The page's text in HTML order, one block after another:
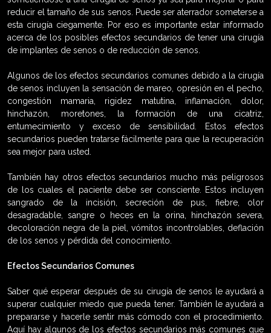
reducir el tamaño de sus senos. Puede ser aterrador someterse a
esta cirugía ciegamente. Por eso es importante estar informado
acerca de los posibles efectos secundarios de tener una cirugía
de implantes de senos o de reducción de senos.
Algunos de los efectos secundarios comunes debido a la cirugía
de senos incluyen la sensación de mareo, opresión en el pecho,
congestión mamaria, rigidez matutina, inflamación, dolor,
hinchazón, moretones, la formación de una cicatriz,
entumecimiento y exceso de sensibilidad. Estos efectos
secundarios pueden tratarse fácilmente para que la recuperación
sea mejor para usted.
También hay otros efectos secundarios mucho más peligrosos
de los cuales el paciente debe ser consciente. Estos incluyen
sangrado de la incisión, secreción de pus, fiebre, olor
desagradable, sangre o heces en la orina, hinchazón severa,
decoloración negra de la piel, vómitos incontrolables, deflación
de los senos y pérdida del conocimiento.
Efectos Secundarios Comunes
Saber qué esperar después de su cirugía de senos le ayudará a
superar cualquier miedo que pueda tener. También le ayudará a
prepararse y hacerle sentir más cómodo con el procedimiento.
Aquí hay algunos de los efectos secundarios más comunes que